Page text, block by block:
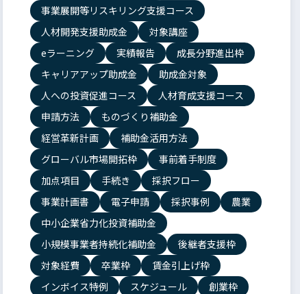
事業展開等リスキリング支援コース
人材開発支援助成金
対象講座
eラーニング
実績報告
成長分野進出枠
キャリアアップ助成金
助成金対象
人への投資促進コース
人材育成支援コース
申請方法
ものづくり補助金
経営革新計画
補助金活用方法
グローバル市場開拓枠
事前着手制度
加点項目
手続き
採択フロー
事業計画書
電子申請 採択事例
農業
中小企業省力化投資補助金
小規模事業者持続化補助金
後継者支援枠
対象経費
卒業枠
賃金引上げ枠
インボイス特例
スケジュール
創業枠